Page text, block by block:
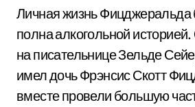
Личная жизнь
полна алкогольной
на писательнице Зельде
имел дочь Фрэнсис Скотт
вместе провели большую